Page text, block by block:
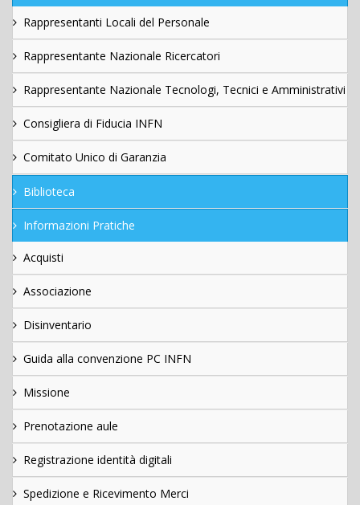
Rappresentanti Locali del Personale
Rappresentante Nazionale Ricercatori
Rappresentante Nazionale Tecnologi, Tecnici e Amministrativi
Consigliera di Fiducia INFN
Comitato Unico di Garanzia
Biblioteca
Informazioni Pratiche
Acquisti
Associazione
Disinventario
Guida alla convenzione PC INFN
Missione
Prenotazione aule
Registrazione identità digitali
Spedizione e Ricevimento Merci